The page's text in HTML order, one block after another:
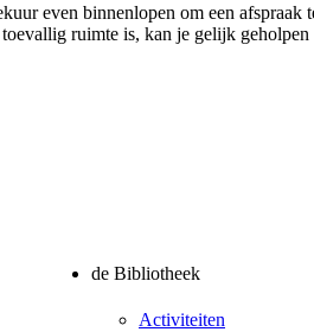
even binnenlopen om een afspraak
ruimte is, kan je gelijk
de Bibliotheek
Activiteiten